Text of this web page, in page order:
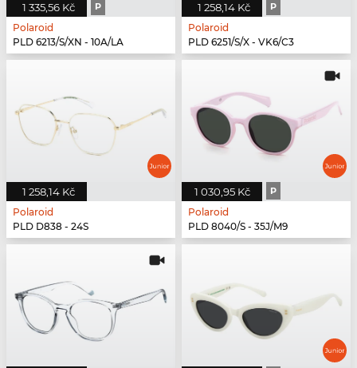
1 335,56 Kč P
Polaroid
PLD 6213/S/XN - 10A/LA
1 258,14 Kč P
Polaroid
PLD 6251/S/X - VK6/C3
1 258,14 Kč
Polaroid
PLD D838 - 24S
1 030,95 Kč P
Polaroid
PLD 8040/S - 35J/M9